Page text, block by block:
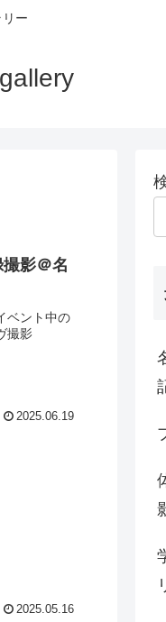
ー
影＠名
ベント中の
撮影
2025.06.19
2025.05.16